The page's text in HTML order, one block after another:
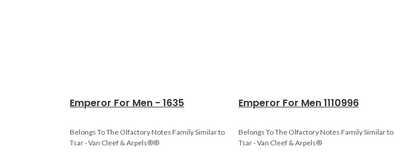
Emperor For Men - 1635
Belongs To The Olfactory Notes Family Similar to
Tsar - Van Cleef & Arpels®®
Emperor For Men 1110996
Belongs To The Olfactory Notes Family Similar to
Tsar - Van Cleef & Arpels®